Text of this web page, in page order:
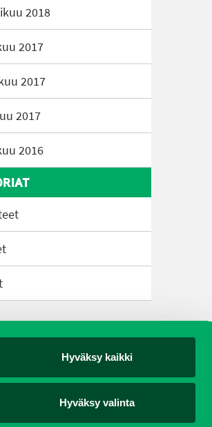
Hyväksy kaikki
Hyväksy valinta
2018
2017
2017
2017
2016